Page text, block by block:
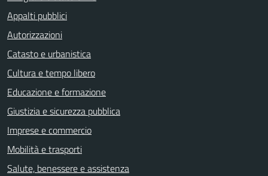
Appalti pubblici
Autorizzazioni
Catasto e urbanistica
Cultura e tempo libero
Educazione e formazione
Giustizia e sicurezza pubblica
Imprese e commercio
Mobilità e trasporti
Salute, benessere e assistenza